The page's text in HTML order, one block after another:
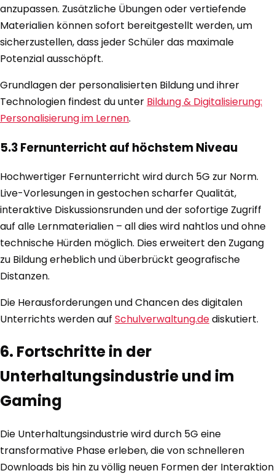
anzupassen. Zusätzliche Übungen oder vertiefende
Materialien können sofort bereitgestellt werden, um
sicherzustellen, dass jeder Schüler das maximale
Potenzial ausschöpft.
Grundlagen der personalisierten Bildung und ihrer
Technologien findest du unter Bildung & Digitalisierung:
Personalisierung im Lernen.
5.3 Fernunterricht auf höchstem Niveau
Hochwertiger Fernunterricht wird durch 5G zur Norm.
Live-Vorlesungen in gestochen scharfer Qualität,
interaktive Diskussionsrunden und der sofortige Zugriff
auf alle Lernmaterialien – all dies wird nahtlos und ohne
technische Hürden möglich. Dies erweitert den Zugang
zu Bildung erheblich und überbrückt geografische
Distanzen.
Die Herausforderungen und Chancen des digitalen
Unterrichts werden auf Schulverwaltung.dediskutiert.
6. Fortschritte in der
Unterhaltungsindustrie und im
Gaming
Die Unterhaltungsindustrie wird durch 5G eine
transformative Phase erleben, die von schnelleren
Downloads bis hin zu völlig neuen Formen der Interaktion